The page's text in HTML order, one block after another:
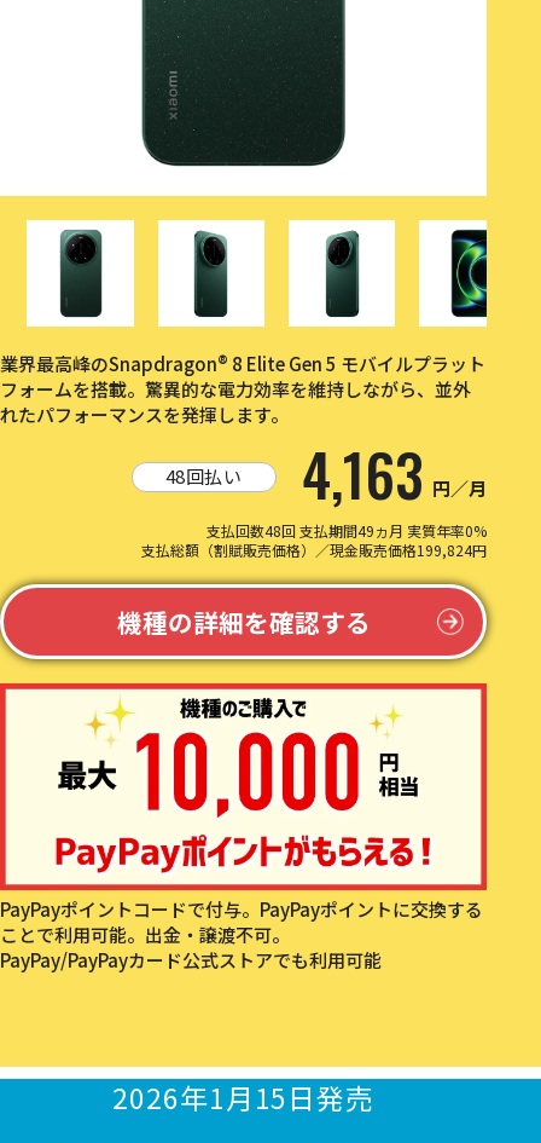
業界最高峰のSnapdragon® 8 Elite Gen 5 モバイルプラット
フォームを搭載。驚異的な電力効率を維持しながら、並外
れたパフォーマンスを発揮します。
48回払い 4,163 円／月
支払回数48回 支払期間49ヵ月 実質年率0%
支払総額（割賦販売価格）／現金販売価格199,824円
機種の詳細を確認する
PayPayポイントコードで付与。PayPayポイントに交換する
ことで利用可能。出金・譲渡不可。
PayPay/PayPayカード公式ストアでも利用可能
2026年1月15日発売